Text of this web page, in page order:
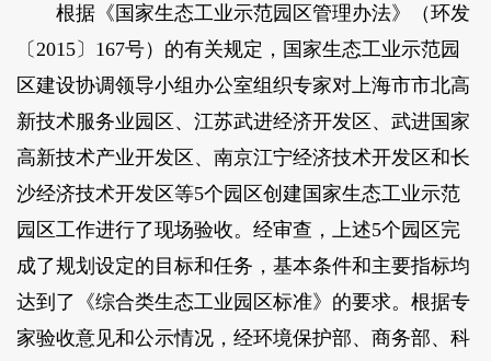
根据《国家生态工业示范园区管理办法》（环发
〔2015〕167号）的有关规定，国家生态工业示范园
区建设协调领导小组办公室组织专家对上海市市北高
新技术服务业园区、江苏武进经济开发区、武进国家
高新技术产业开发区、南京江宁经济技术开发区和长
沙经济技术开发区等5个园区创建国家生态工业示范
园区工作进行了现场验收。经审查，上述5个园区完
成了规划设定的目标和任务，基本条件和主要指标均
达到了《综合类生态工业园区标准》的要求。根据专
家验收意见和公示情况，经环境保护部、商务部、科